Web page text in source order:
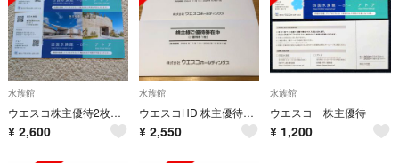
水族館
ウエスコ株主優待2枚セット四国水族館orアトア2025/10/31まで有効
¥ 2,600
水族館
ウエスコHD 株主優待2枚
¥ 2,550
水族館
ウエスコ 株主優待
¥ 1,200